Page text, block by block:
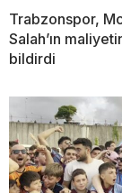
Trabzonspor,
Salah’ın
bildirdi